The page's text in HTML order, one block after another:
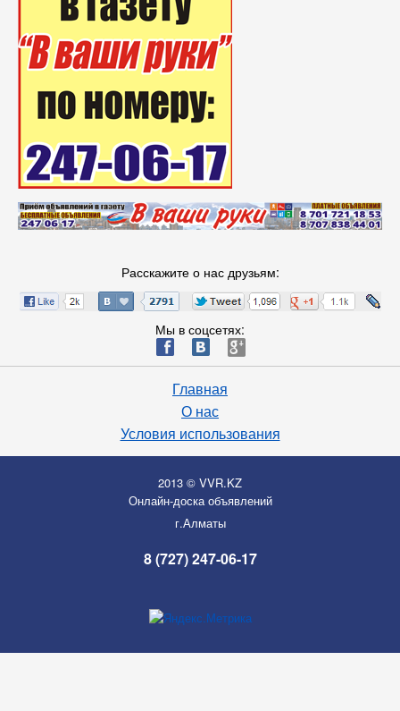
Расскажите о нас друзьям:
Мы в соцсетях:
ä æ è
Главная
О нас
Условия использования
2013 © VVR.KZ
Онлайн-доска объявлений
г.Алматы
8 (727) 247-06-17